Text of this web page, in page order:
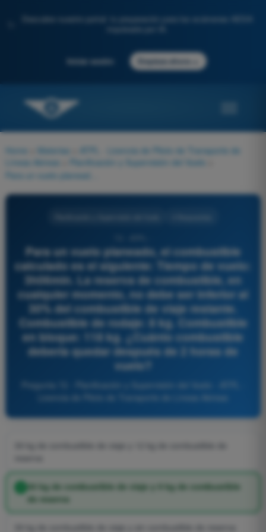
Descubre nuestro portal: tu preparación para los exámenes AESA
Iniciar sesión Empieza ahora
Home Materias
ATPL - Licencia de Piloto de Transporte de
Líneas Aéreas
Planificación y Supervisión del Vuelo
Para un vuelo planeado, el combustible
calculado es el siguiente: Tiempo de vuelo:
3h06min. La reserva de combustible, en
cualquier momento, no debe ser inferior al
30% del combustible de viaje restante.
Combustible de rodaje: 8 kg. Combustible
en bloque: 118 kg. ¿Cuánto combustible
debería quedar después de 2 horas de
vuelo?
30 kg de combustible de viaje y 9 kg de combustible
de reserva